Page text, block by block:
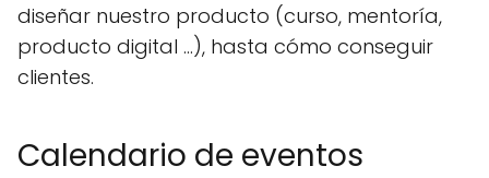
diseñar nuestro producto (curso, mentoría,
producto digital ...), hasta cómo conseguir
clientes.
Calendario de eventos